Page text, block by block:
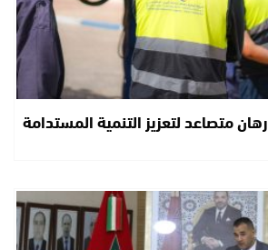
متصاعد لتعزيز التنمية المستدامة